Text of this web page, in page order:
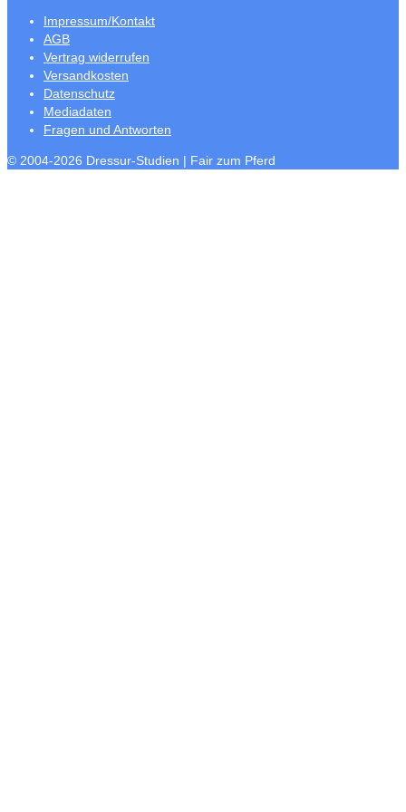
Impressum/Kontakt
AGB
Vertrag widerrufen
Versandkosten
Datenschutz
Mediadaten
Fragen und Antworten
© 2004-2026 Dressur-Studien | Fair zum Pferd